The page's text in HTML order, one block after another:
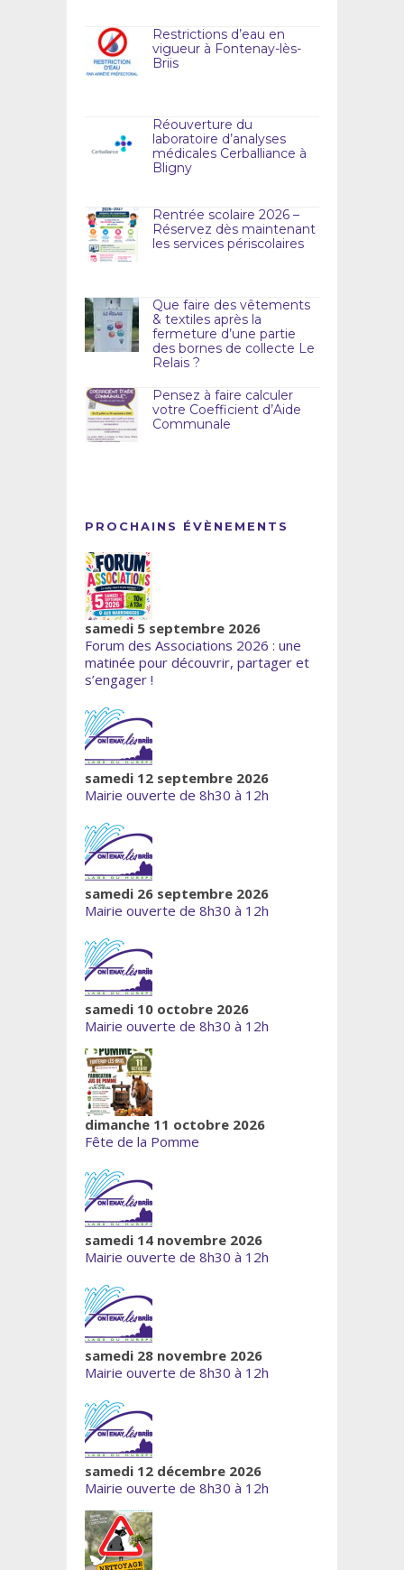
Restrictions d’eau en
vigueur à Fontenay-lès-
Briis
Réouverture du
laboratoire d’analyses
médicales Cerballiance à
Bligny
Rentrée scolaire 2026 –
Réservez dès maintenant
les services périscolaires
Que faire des vêtements
& textiles après la
fermeture d’une partie
des bornes de collecte Le
Relais ?
Pensez à faire calculer
votre Coefficient d’Aide
Communale
PROCHAINS ÉVÈNEMENTS
samedi 5 septembre 2026
Forum des Associations 2026 : une
matinée pour découvrir, partager et
s’engager !
samedi 12 septembre 2026
Mairie ouverte de 8h30 à 12h
samedi 26 septembre 2026
Mairie ouverte de 8h30 à 12h
samedi 10 octobre 2026
Mairie ouverte de 8h30 à 12h
dimanche 11 octobre 2026
Fête de la Pomme
samedi 14 novembre 2026
Mairie ouverte de 8h30 à 12h
samedi 28 novembre 2026
Mairie ouverte de 8h30 à 12h
samedi 12 décembre 2026
Mairie ouverte de 8h30 à 12h